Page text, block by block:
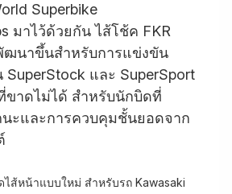
Superbike
มาไว้ด้วยกัน ไส้โช้ค FKR
ฒนาขึ้นสำหรับการแข่งขัน
SuperStock และ SuperSport
ขาดไม่ได้ สำหรับนักบิดที่
นะและการควบคุมชั้นยอดจาก
ไส้หน้าแบบใหม่ สำหรับรถ Kawasaki